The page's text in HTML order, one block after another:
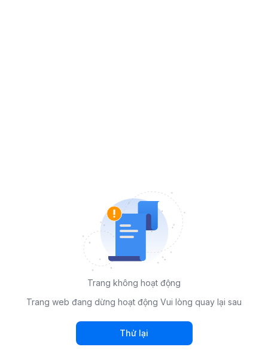
Trang không hoạt động
Trang web đang dừng hoạt động Vui lòng quay lại sau
Thử lại